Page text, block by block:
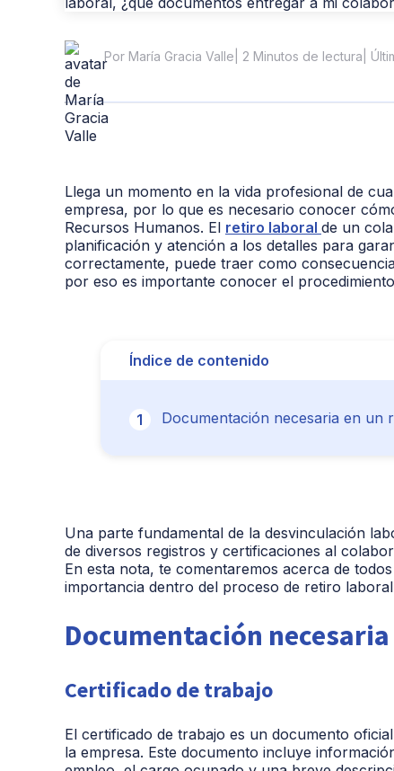
Por María Gracia Valle | 2 Minutos de lectura |
Llega un momento en la vida profesional de
empresa, por lo que es necesario conocer
Recursos Humanos. El retiro laboral de un
planificación y atención a los detalles para
correctamente, puede traer como
por eso es importante conocer el
Índice de contenido
Documentación necesaria en un
Una parte fundamental de la desvinculación
de diversos registros y certificaciones al
En esta nota, te comentaremos acerca de
importancia dentro del proceso de retiro
Documentación
Certificado de trabajo
El certificado de trabajo es un documento
la empresa. Este documento incluye